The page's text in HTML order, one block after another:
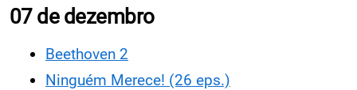
07 de dezembro
Beethoven 2
Ninguém Merece! (26 eps.)